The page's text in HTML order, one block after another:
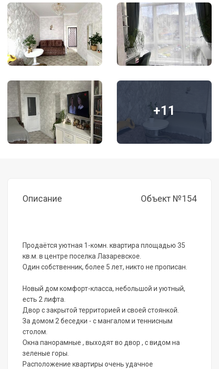
+11
Описание Объект №154
Продаётся уютная 1-комн. квартира площадью 35
кв.м. в центре поселка Лазаревское.
Один собственник, более 5 лет, никто не прописан.
Новый дом комфорт-класса, небольшой и уютный,
есть 2 лифта.
Двор с закрытой территорией и своей стоянкой.
За домом 2 беседки - с мангалом и теннисным
столом.
Окна панорамные , выходят во двор , с видом на
зеленые горы.
Расположение квартиры очень удачное